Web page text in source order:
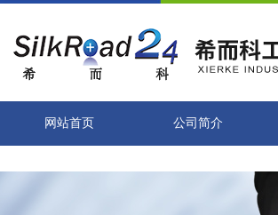
网站首页 公司简介